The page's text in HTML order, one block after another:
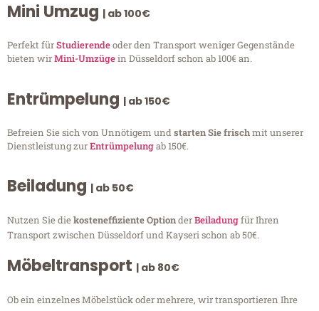
Mini Umzug | ab 100€
Perfekt fürStudierendeoder den Transport weniger Gegenstände
bieten wirMini-Umzügein Düsseldorf schon ab 100€ an.
Entrümpelung | ab 150€
Befreien Sie sich von Unnötigem undstarten Sie frischmit unserer
Dienstleistung zurEntrümpelungab 150€.
Beiladung | ab 50€
Nutzen Sie diekosteneffiziente OptionderBeiladungfür Ihren
Transport zwischen Düsseldorf und Kayseri schon ab 50€.
Möbeltransport | ab 80€
Ob ein einzelnes Möbelstück oder mehrere, wir transportieren Ihre